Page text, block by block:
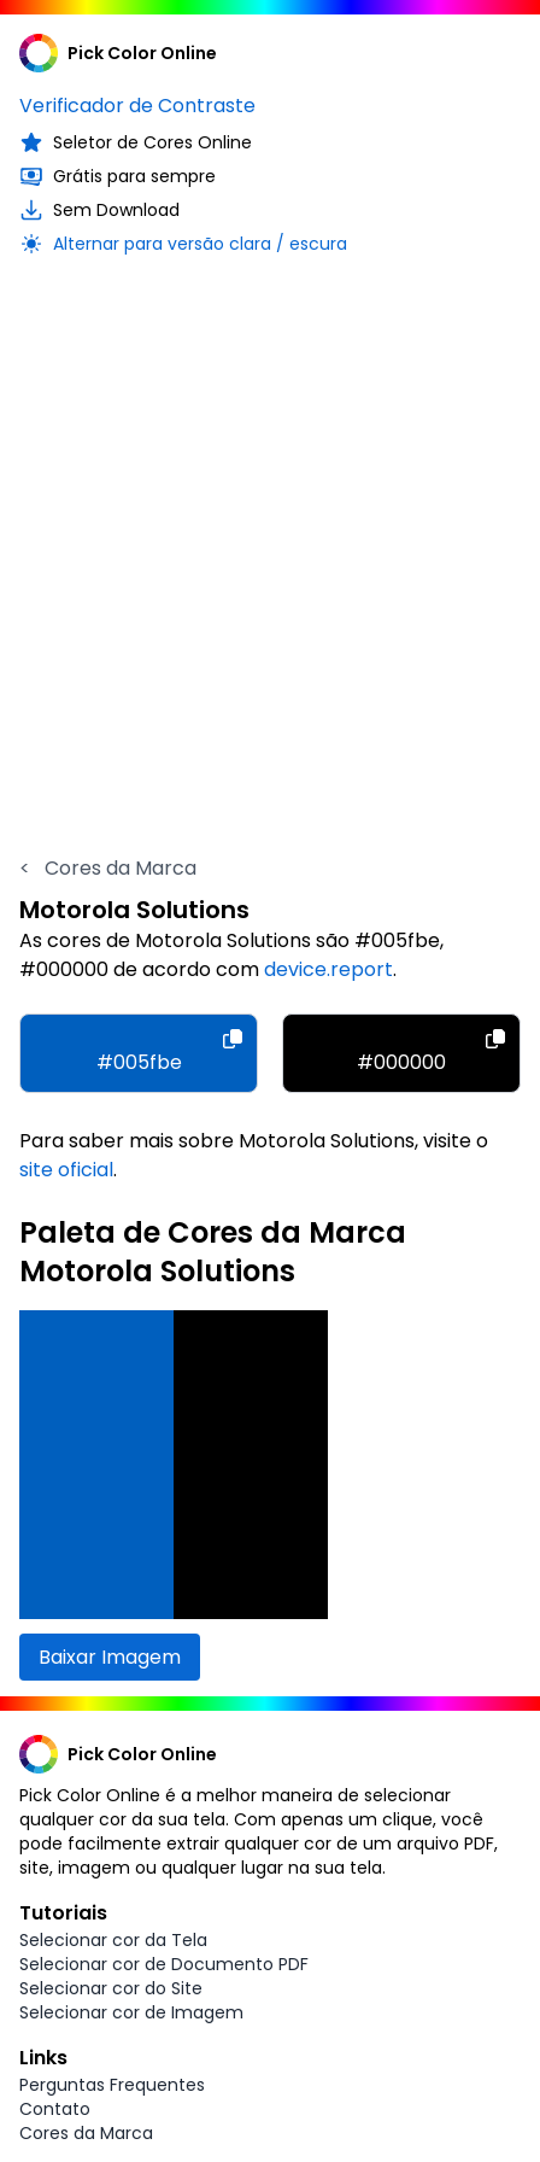
Pick Color Online
Verificador de Contraste
Seletor de Cores Online
Grátis para sempre
Sem Download
Alternar para versão clara / escura
< Cores da Marca
Motorola Solutions
As cores de Motorola Solutions são #005fbe,
#000000 de acordo comdevice.report.
#005fbe #000000
Para saber mais sobre Motorola Solutions, visite o
site oficial.
Paleta de Cores da Marca
Motorola Solutions
Baixar Imagem
Pick Color Online
Pick Color Online é a melhor maneira de selecionar
qualquer cor da sua tela. Com apenas um clique, você
pode facilmente extrair qualquer cor de um arquivo PDF,
site, imagem ou qualquer lugar na sua tela.
Tutoriais
Selecionar cor da Tela
Selecionar cor de Documento PDF
Selecionar cor do Site
Selecionar cor de Imagem
Links
Perguntas Frequentes
Contato
Cores da Marca